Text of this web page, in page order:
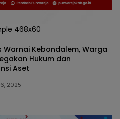
Warnai Kebondalem, Warga
Hukum dan
Aset
2025